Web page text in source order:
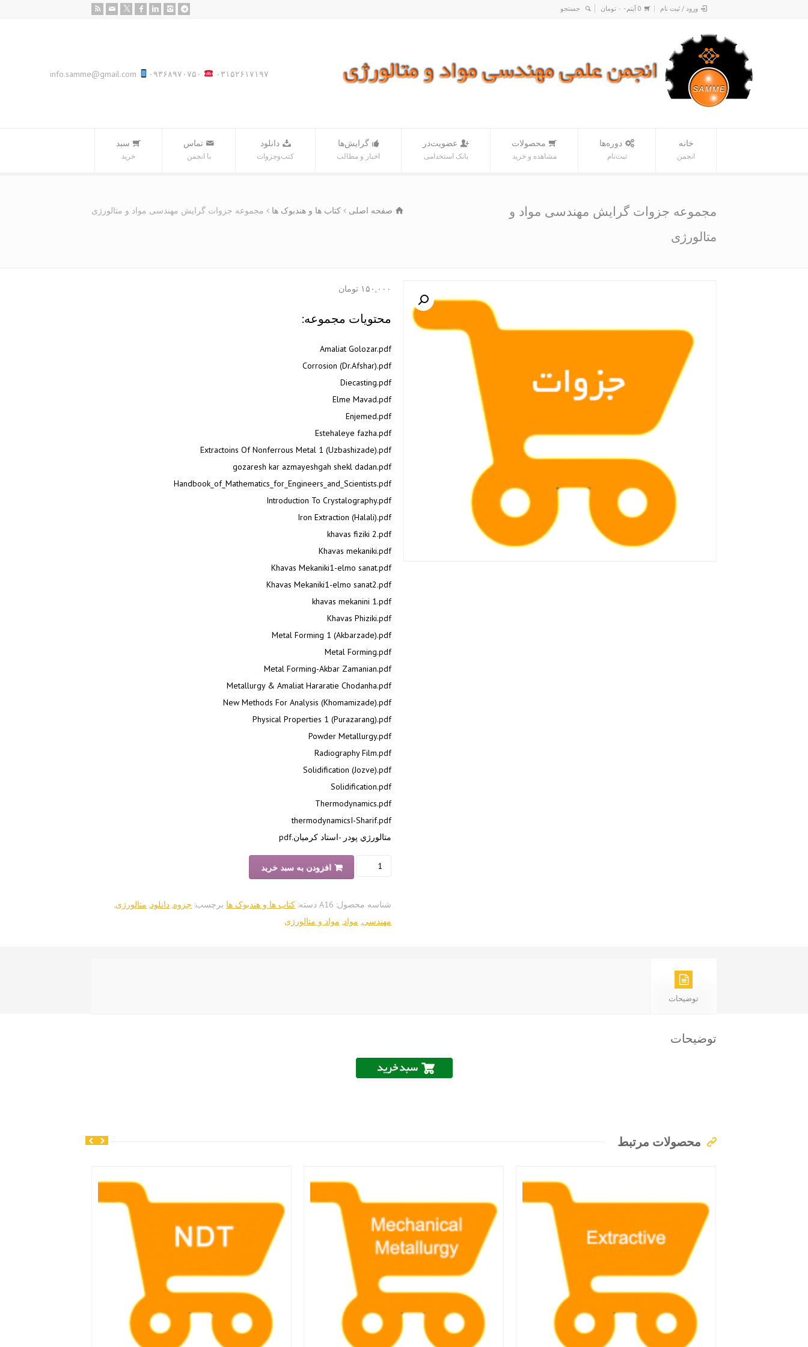
ورود / ثبت نام 0 آیتم - ۰ تومان
info.samme@gmail.com ۰۹۳۶۸۹۷۰۷۵۰ ۰۳۱۵۲۶۱۷۱۹۷
خانه
انجمن
دوره‌ها
ثبت‌نام
محصولات
مشاهده و خرید
عضویت‌در
بانک‌ استخدامی
گرایش‌ها
اخبار و مطالب
دانلود
کتب‌و‌جزوات
تماس
با انجمن
سبد‌
خرید
مجموعه جزوات گرایش مهندسی مواد و
متالورژی
صفحه اصلی کتاب ها و هندبوک ها مجموعه جزوات گرایش مهندسی مواد و متالورژی
۱۵۰,۰۰۰ تومان
محتویات مجموعه:
Amaliat Golozar.pdf
Corrosion (Dr.Afshar).pdf
Diecasting.pdf
Elme Mavad.pdf
Enjemed.pdf
Estehaleye fazha.pdf
Extractoins Of Nonferrous Metal 1 (Uzbashizade).pdf
gozaresh kar azmayeshgah shekl dadan.pdf
Handbook_of_Mathematics_for_Engineers_and_Scientists.pdf
Introduction To Crystalography.pdf
Iron Extraction (Halali).pdf
khavas fiziki 2.pdf
Khavas mekaniki.pdf
Khavas Mekaniki1-elmo sanat.pdf
Khavas Mekaniki1-elmo sanat2.pdf
khavas mekanini 1.pdf
Khavas Phiziki.pdf
Metal Forming 1 (Akbarzade).pdf
Metal Forming.pdf
Metal Forming-Akbar Zamanian.pdf
Metallurgy & Amaliat Hararatie Chodanha.pdf
New Methods For Analysis (Khomamizade).pdf
Physical Properties 1 (Purazarang).pdf
Powder Metallurgy.pdf
Radiography Film.pdf
Solidification (Jozve).pdf
Solidification.pdf
Thermodynamics.pdf
thermodynamicsI-Sharif.pdf
متالورژي پودر -استاد کرميان.pdf
مجموعه
افزودن به سبد خرید
شناسه محصول: A16 دسته: کتاب ها و هندبوک ها برچسب: جزوه, دانلود, متالورژی,
مهندسی, مواد, مواد و متالورژی
توضیحات
توضیحات
محصولات مرتبط